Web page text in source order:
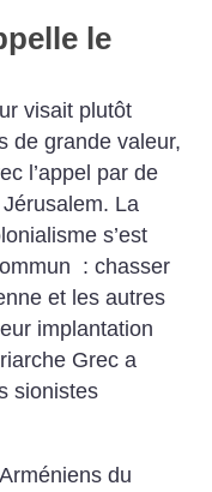
le
visait plutôt
de grande valeur,
l’appel par de
Jérusalem. La
s’est
: chasser
et les autres
implantation
Grec a
sionistes
du